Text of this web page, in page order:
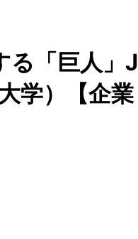
「巨人」J
学）【企業